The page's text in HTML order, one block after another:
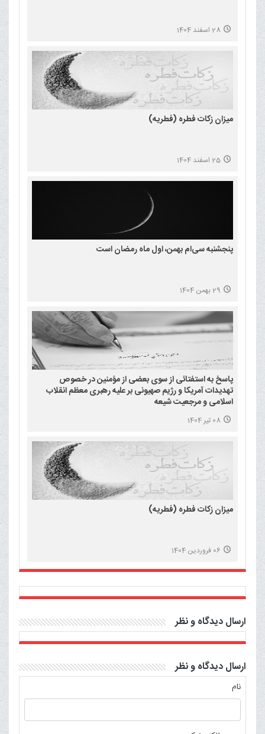
28 اسفند 1404
میزان زکات فطره (فطریه)
25 اسفند 1404
پنجشنبه سی‌ام بهمن، اول ماه رمضان است
29 بهمن 1404
پاسخ به استفتائی از سوی بعضی از مؤمنین در خصوص
تهدیدات آمریکا و رژیم صهیونی بر علیه رهبری معظم انقلاب
اسلامی و مرجعیت شیعه
08 تیر 1404
میزان زکات فطره (فطریه)
06 فروردین 1404
ارسال دیدگاه و نظر
ارسال دیدگاه و نظر
نام